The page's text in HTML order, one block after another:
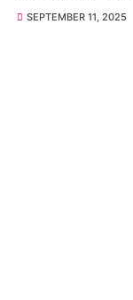
SEPTEMBER 11, 2025